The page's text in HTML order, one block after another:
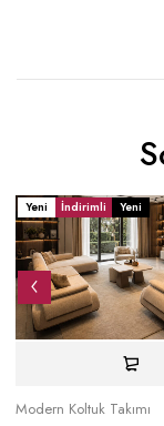
Yeni İndirimli Yeni
Modern Koltuk Takımı